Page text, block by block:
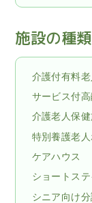
施設の種
介護付有料
サービス付
介護老人保健
特別養護老人
ケアハウス
ショートステ
シニア向け